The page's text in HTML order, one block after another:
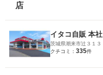
店
イタコ自販 本社
茨城県潮来市辻３１３
クチコミ： 335件